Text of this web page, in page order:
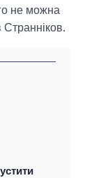
не можна
Странніков.